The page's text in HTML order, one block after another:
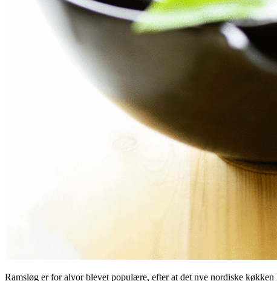
Ramsløg er for alvor blevet populære, efter at det nye nordiske køkken